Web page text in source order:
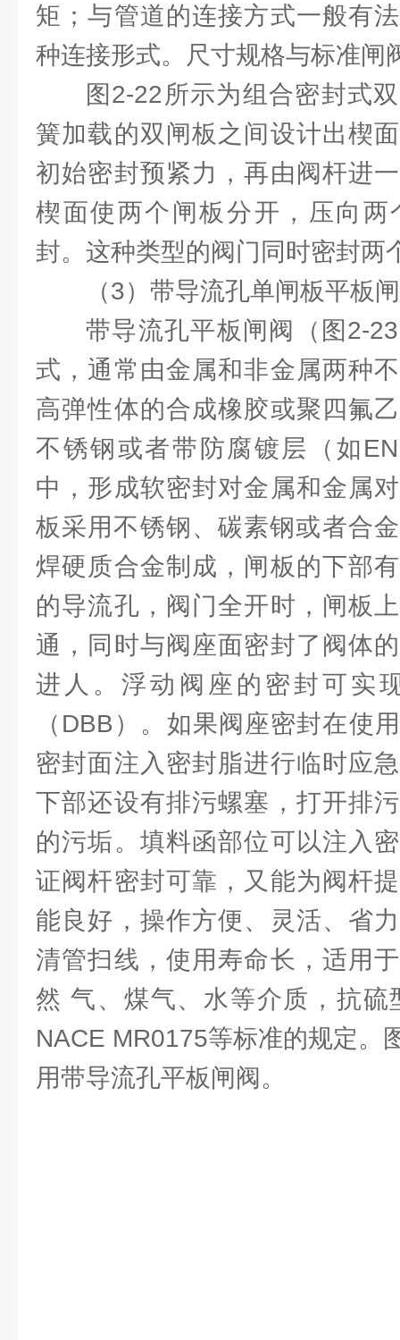
矩；与管道的连接方式一般有
种连接形式。尺寸规格与标准闸
图2-22所示为组合密封式
簧加载的双闸板之间设计出楔
初始密封预紧力，再由阀杆进
楔面使两个闸板分开，压向两
封。这种类型的阀门同时密封两
（3）带导流孔单闸板平板
带导流孔平板闸阀（图2-
式，通常由金属和非金属两种
高弹性体的合成橡胶或聚四氟
不锈钢或者带防腐镀层（如
中，形成软密封对金属和金属
板采用不锈钢、碳素钢或者合
焊硬质合金制成，闸板的下部
的导流孔，阀门全开时，闸板
通，同时与阀座面密封了阀体
进人。浮动阀座的密封可实
（DBB）。如果阀座密封在使
密封面注入密封脂进行临时应
下部还设有排污螺塞，打开排
的污垢。填料函部位可以注入
证阀杆密封可靠，又能为阀杆
能良好，操作方便、灵活、省
清管扫线，使用寿命长，适用
然 气、煤气、水等介质，抗硫
NACE MR0175等标准的规定。
用带导流孔平板闸阀。